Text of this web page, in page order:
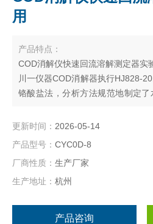
用
产品特点：
COD消解仪快速回流溶解测定器实
川一仪器COD消解器执行HJ828-
铬酸盐法，分析方法规范地制定
剂和催化剂的用量等条件指标。
更新时间： 2026-05-14
产品型号： CYC0D-8
厂商性质： 生产厂家
生产地址： 杭州
产品咨询